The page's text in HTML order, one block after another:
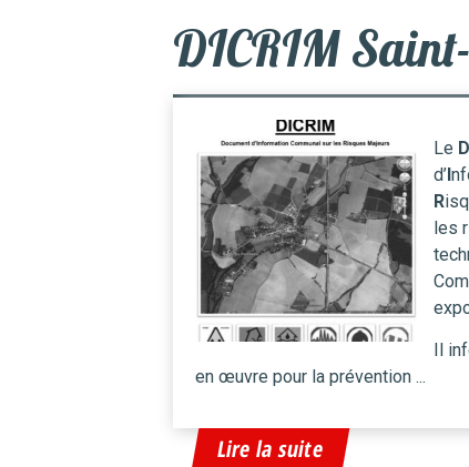
DICRIM
Le
d’I
R
les
Il
en œuvre pour la prévention ...
Lire la suite